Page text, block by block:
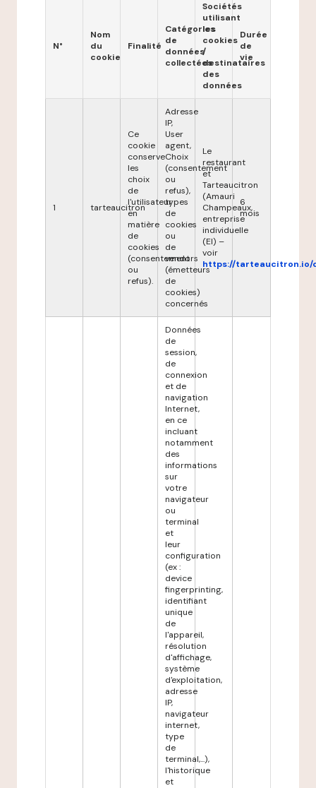
N°
Nom
du
cookie
Finalité
Catégories
de
données
collectées
Sociétés
utilisant
les
cookies
/
destinataires
des
données
Durée
de
vie
1 tarteaucitron
Ce
cookie
conserve
les
choix
de
l'utilisateur
en
matière
de
cookies
(consentement
ou
refus).
Adresse
IP,
User
agent,
Choix
(consentement
ou
refus),
types
de
cookies
ou
de
vendors
(émetteurs
de
cookies)
concernés
Le
restaurant
et
Tarteaucitron
(Amauri
Champeaux,
entreprise
individuelle
(EI) –
voir
https://tarteaucitron.io/
6
mois
Données
de
session,
de
connexion
et de
navigation
Internet,
en ce
incluant
notamment
des
informations
sur
votre
navigateur
ou
terminal
et
leur
configuration
(ex :
device
fingerprinting,
identifiant
unique
de
l'appareil,
résolution
d'affichage,
système
d'exploitation,
adresse
IP,
navigateur
internet,
type
de
terminal,...),
l'historique
et